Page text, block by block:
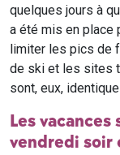
quelques jours à
a été mis en place
limiter les pics de
de ski et les sites
sont, eux,
Les
vendredi soir